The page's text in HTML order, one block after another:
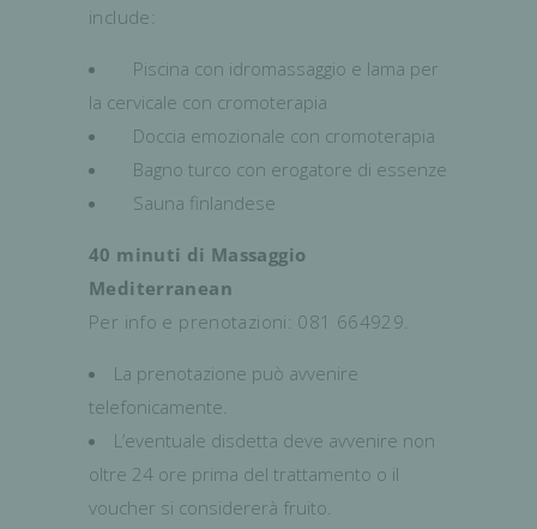
include:
Piscina con idromassaggio e lama per
la cervicale con cromoterapia
Doccia emozionale con cromoterapia
Bagno turco con erogatore di essenze
Sauna finlandese
40 minuti di Massaggio
Mediterranean
Per info e prenotazioni: 081 664929.
La prenotazione può avvenire
telefonicamente.
L’eventuale disdetta deve avvenire non
oltre 24 ore prima del trattamento o il
voucher si considererà fruito.